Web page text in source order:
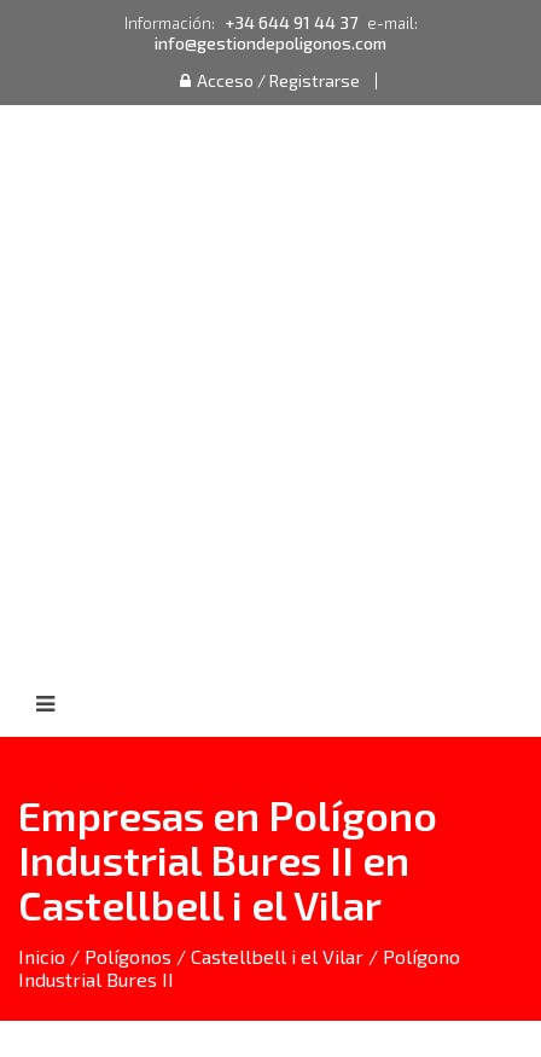
Información: +34 644 91 44 37 e-mail:
info@gestiondepoligonos.com
Acceso / Registrarse
Empresas en Polígono
Industrial Bures II en
Castellbell i el Vilar
Inicio / Polígonos / Castellbell i el Vilar / Polígono
Industrial Bures II